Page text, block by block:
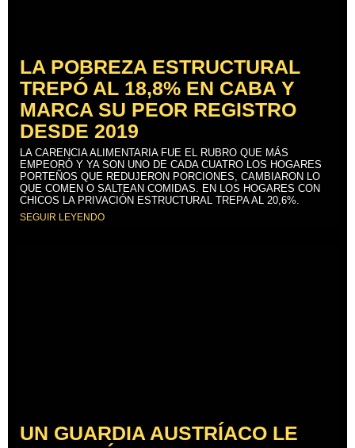
LA POBREZA ESTRUCTURAL
TREPÓ AL 18,8% EN CABA Y
MARCA SU PEOR REGISTRO
DESDE 2019
LA CARENCIA ALIMENTARIA FUE EL RUBRO QUE MÁS
EMPEORÓ Y YA SON UNO DE CADA CUATRO LOS HOGARES
PORTEÑOS QUE REDUJERON PORCIONES, CAMBIARON LO
QUE COMEN O SALTEAN COMIDAS. EN LOS HOGARES CON
CHICOS LA PRIVACIÓN ESTRUCTURAL TREPA AL 20,6%.
SEGUIR LEYENDO
UN GUARDIA AUSTRÍACO LE